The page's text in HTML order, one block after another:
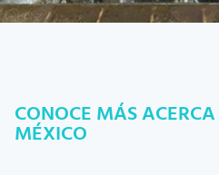
CONOCE MÁS
MÉXICO